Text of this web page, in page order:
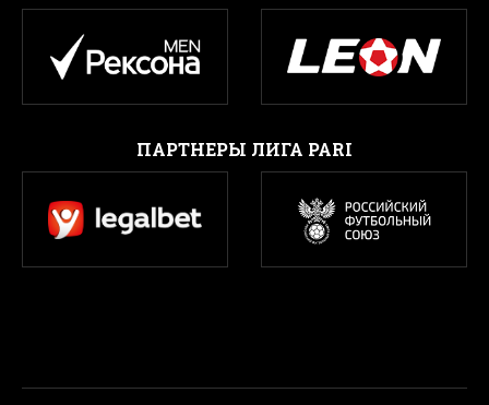
ПАРТНЕРЫ ЛИГА PARI